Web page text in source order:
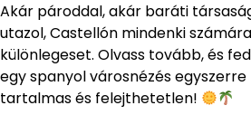
Akár pároddal, akár baráti
utazol, Castellón mindenki
különlegeset. Olvass tovább, és
egy spanyol városnézés
tartalmas és felejthetetlen!